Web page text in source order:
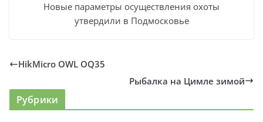
Новые параметры осуществления охоты
утвердили в Подмосковье
HikMicro OWL OQ35
Рыбалка на Цимле зимой
Рубрики